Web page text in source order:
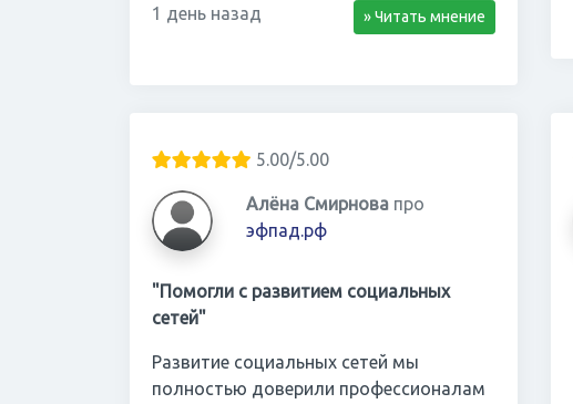
1 день назад » Читать мнение
5.00/5.00
Алёна Смирнова про
эфпад.рф
"Помогли с развитием социальных
сетей"
Развитие социальных сетей мы
полностью доверили профессионалам